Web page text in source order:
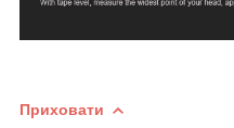
Приховати